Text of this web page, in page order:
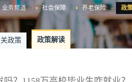
政
养老保险
社会保障
业务频道
政策 政策解读